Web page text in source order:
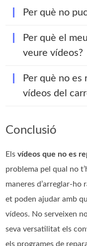
Per què no
Per què el
veure vídeos?
Per què no es
vídeos del
Conclusió
Elsvídeos que no es
problema pel qual no
maneres d’arreglar-ho
et poden ajudar amb
vídeos. No serveixen
seva versatilitat els
els programes de